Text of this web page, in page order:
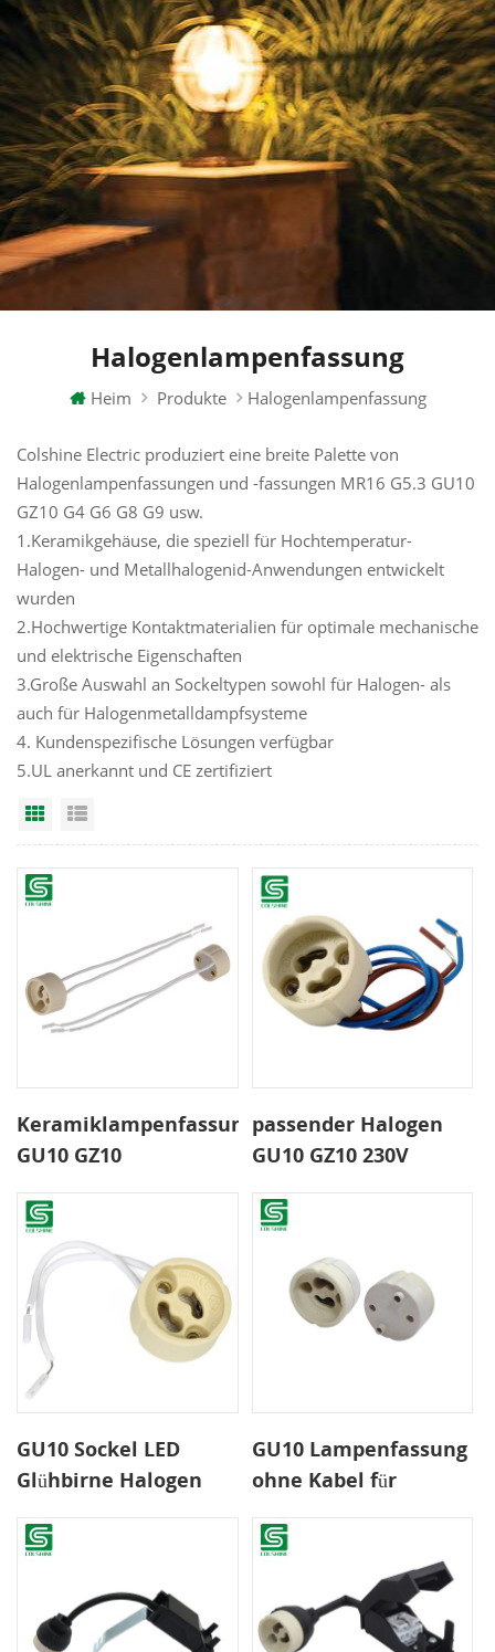
Halogenlampenfassung
Heim Produkte Halogenlampenfassung
Colshine Electric produziert eine breite Palette von
Halogenlampenfassungen und -fassungen MR16 G5.3 GU10
GZ10 G4 G6 G8 G9 usw.
1.Keramikgehäuse, die speziell für Hochtemperatur-
Halogen- und Metallhalogenid-Anwendungen entwickelt
wurden
2.Hochwertige Kontaktmaterialien für optimale mechanische
und elektrische Eigenschaften
3.Große Auswahl an Sockeltypen sowohl für Halogen- als
auch für Halogenmetalldampfsysteme
4. Kundenspezifische Lösungen verfügbar
5.UL anerkannt und CE zertifiziert
Grid View
Keramiklampenfassung
GU10 GZ10
passender Halogen
GU10 GZ10 230V
GU10 Sockel LED
Glühbirne Halogen
Sockel Keramikdraht
GU10 Lampenfassung
ohne Kabel für